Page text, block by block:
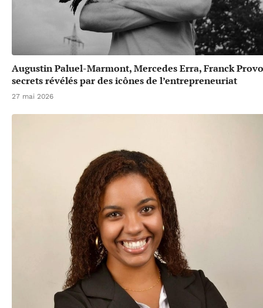
Augustin Paluel-Marmont, Mercedes Erra, Franck
secrets révélés par des icônes de l’entrepreneuriat
27 mai 2026